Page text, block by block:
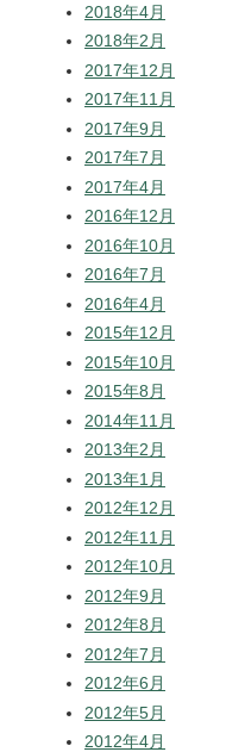
2018年4月
2018年2月
2017年12月
2017年11月
2017年9月
2017年7月
2017年4月
2016年12月
2016年10月
2016年7月
2016年4月
2015年12月
2015年10月
2015年8月
2014年11月
2013年2月
2013年1月
2012年12月
2012年11月
2012年10月
2012年9月
2012年8月
2012年7月
2012年6月
2012年5月
2012年4月